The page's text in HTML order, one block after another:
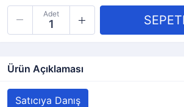
Adet
Ürün Açıklaması
Satıcıya Danış